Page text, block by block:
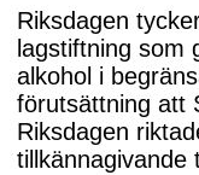
Riksdagen
lagstiftning som
alkohol i
förutsättning att
Riksdagen
tillkännagivande